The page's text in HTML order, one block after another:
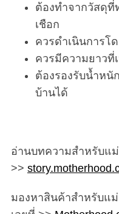
ต้องทำจากวัสดุที่
เชือก
ควรดำเนินการโ
ควรมีความยาว
ต้องรองรับน้ำห
บ้านได้
อ่านบทความสำหรับแ
>>
มองหาสินค้าสำหรับแ